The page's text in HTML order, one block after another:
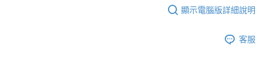
恩沛科技股份有限公司將有權停止該用戶之使用額度並採取法律行動。
查看運費
顯示電腦版詳細說明
客服